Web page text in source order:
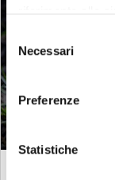
riferimento alle
del
consenso
Necessari
Preferenze
Statistiche